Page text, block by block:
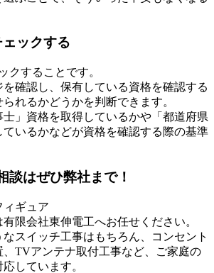
ックする
クすることです。
確認し、保有している資格を確認する
れるかどうかを判断できます。
」資格を取得しているかや「都道府県
いるかなどが資格を確認する際の基準
談はぜひ弊社まで！
限会社東伸電工へお任せください。
スイッチ工事はもちろん、コンセント
TVアンテナ取付工事など、ご家庭の
しています。